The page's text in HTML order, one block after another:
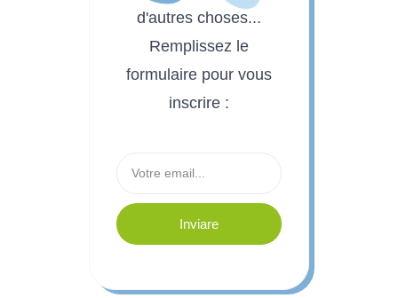
d'autres choses...
Remplissez le
formulaire pour vous
inscrire :
Inviare